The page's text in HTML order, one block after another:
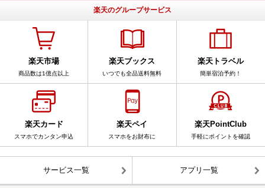
楽天のグループサービス
楽天市場
商品数は1億点以上
楽天ブックス
いつでも全品送料無料
楽天トラベル
簡単宿泊予約！
楽天カード
スマホでカンタン申込
楽天ペイ
スマホをお財布に
楽天PointClub
手軽にポイントを確認
サービス一覧 アプリ一覧